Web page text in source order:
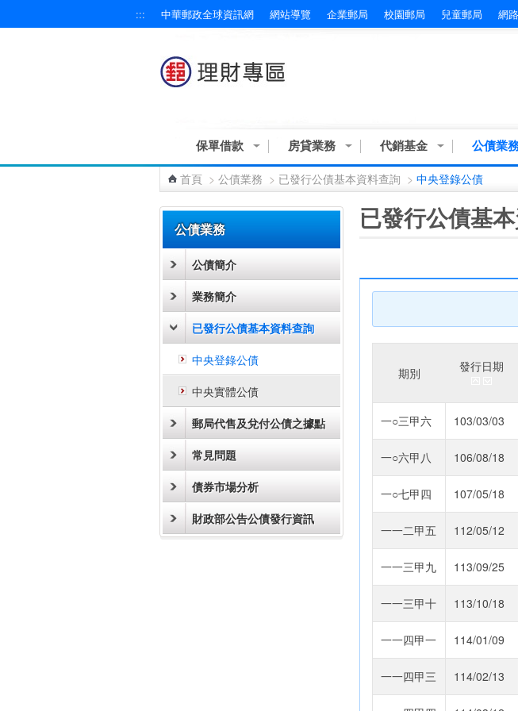
::: 中華郵政全球資訊網 網站導覽 企業郵局 校園郵局 兒童郵局 網
保單借款 房貸業務 代銷基金 公債業
首頁 > 公債業務 > 已發行公債基本資料查詢 > 中央登錄公債
公債業務
公債簡介
業務簡介
已發行公債基本資料查詢
中央登錄公債
中央實體公債
郵局代售及兌付公債之據點
常見問題
債券市場分析
財政部公告公債發行資訊
已發行公債基
期別 發行日期
一○三甲六 103/03/03
一○六甲八 106/08/18
一○七甲四 107/05/18
一一二甲五 112/05/12
一一三甲九 113/09/25
一一三甲十 113/10/18
一一四甲一 114/01/09
一一四甲三 114/02/13